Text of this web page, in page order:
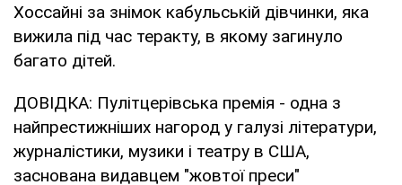
Хоссайні за знімок кабульській дівчинки, яка
вижила під час теракту, в якому загинуло
багато дітей.
ДОВІДКА: Пулітцерівська премія - одна з
найпрестижніших нагород у галузі літератури,
журналістики, музики і театру в США,
заснована видавцем "жовтої преси"